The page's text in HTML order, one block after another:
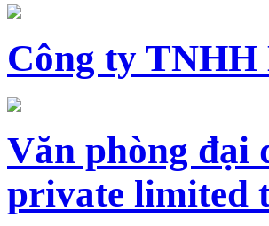
Công ty TNHH
Văn phòng đại
private limited